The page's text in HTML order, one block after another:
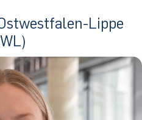
Lippe